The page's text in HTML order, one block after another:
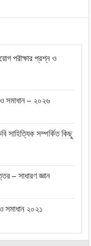
পরীক্ষার প্রশ্ন ও
ও সমাধান – ২০২৬
সাহিত্যিক সম্পর্কিত কিছু
– সাধারণ জ্ঞান
সমাধান ২০২১